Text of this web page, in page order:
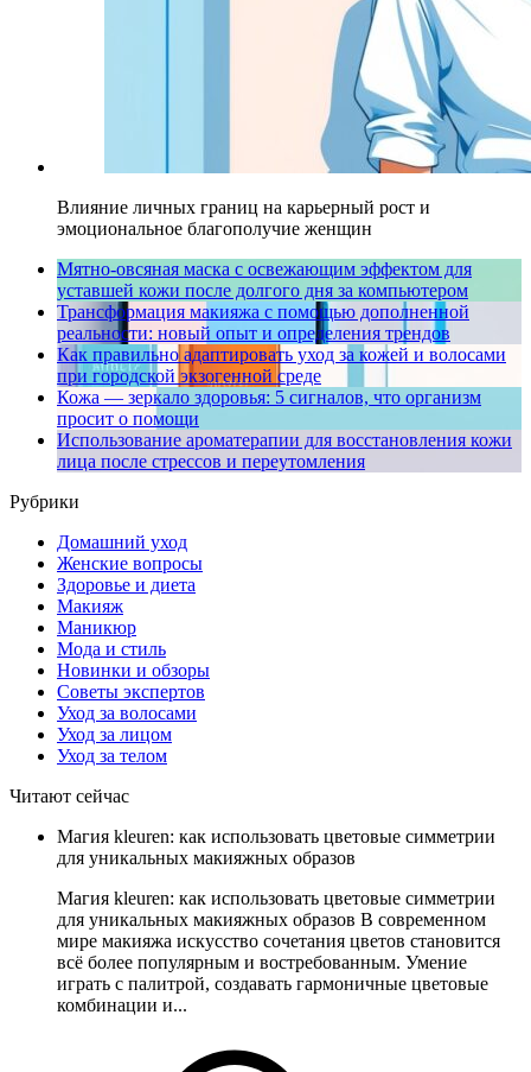
Влияние личных границ на карьерный рост и
эмоциональное благополучие женщин
Мятно-овсяная маска с освежающим эффектом для
уставшей кожи после долгого дня за компьютером
Трансформация макияжа с помощью дополненной
реальности: новый опыт и определения трендов
Как правильно адаптировать уход за кожей и волосами
при городской экзогенной среде
Кожа — зеркало здоровья: 5 сигналов, что организм
просит о помощи
Использование ароматерапии для восстановления кожи
лица после стрессов и переутомления
Рубрики
Домашний уход
Женские вопросы
Здоровье и диета
Макияж
Маникюр
Мода и стиль
Новинки и обзоры
Советы экспертов
Уход за волосами
Уход за лицом
Уход за телом
Читают сейчас
Магия kleuren: как использовать цветовые симметрии
для уникальных макияжных образов
Магия kleuren: как использовать цветовые симметрии
для уникальных макияжных образов В современном
мире макияжа искусство сочетания цветов становится
всё более популярным и востребованным. Умение
играть с палитрой, создавать гармоничные цветовые
комбинации и...